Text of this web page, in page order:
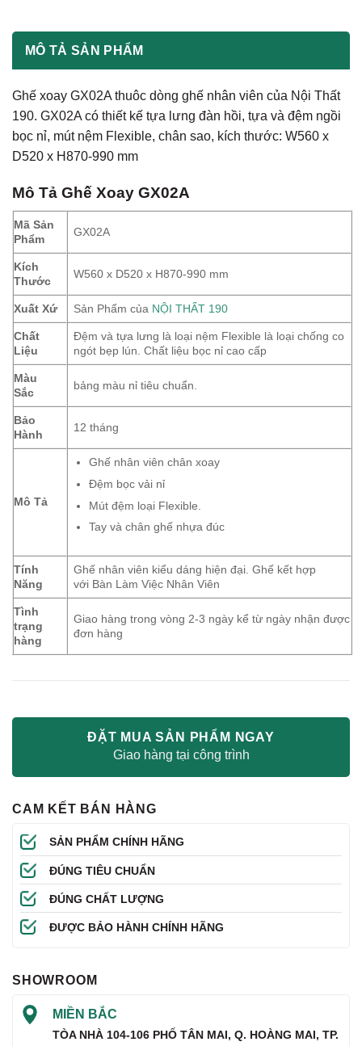
MÔ TẢ SẢN PHẨM
Ghế xoay GX02A thuôc dòng ghế nhân viên của Nội Thất
190. GX02A có thiết kế tựa lưng đàn hồi, tựa và đệm ngồi
bọc nỉ, mút nệm Flexible, chân sao, kích thước: W560 x
D520 x H870-990 mm
Mô Tả Ghế Xoay GX02A
Mã Sản
Phẩm
GX02A
Kích
Thước
W560 x D520 x H870-990 mm
Xuất Xứ Sản Phẩm của NỘI THẤT 190
Chất
Liệu
Đệm và tựa lưng là loại nệm Flexible là loại chống co
ngót bẹp lún. Chất liệu bọc nỉ cao cấp
Màu
Sắc
bảng màu nỉ tiêu chuẩn.
Bảo
Hành
12 tháng
Mô Tả
Ghế nhân viên chân xoay
Đệm bọc vải nỉ
Mút đệm loại Flexible.
Tay và chân ghế nhựa đúc
Tính
Năng
Ghế nhân viên kiểu dáng hiện đại. Ghế kết hợp
với Bàn Làm Việc Nhân Viên
Tình
trạng
hàng
Giao hàng trong vòng 2-3 ngày kể từ ngày nhận được
đơn hàng
ĐẶT MUA SẢN PHẨM NGAY
Giao hàng tại công trình
CAM KẾT BÁN HÀNG
SẢN PHẨM CHÍNH HÃNG
ĐÚNG TIÊU CHUẨN
ĐÚNG CHẤT LƯỢNG
ĐƯỢC BẢO HÀNH CHÍNH HÃNG
SHOWROOM
MIỀN BẮC
TÒA NHÀ 104-106 PHỐ TÂN MAI, Q. HOÀNG MAI, TP.